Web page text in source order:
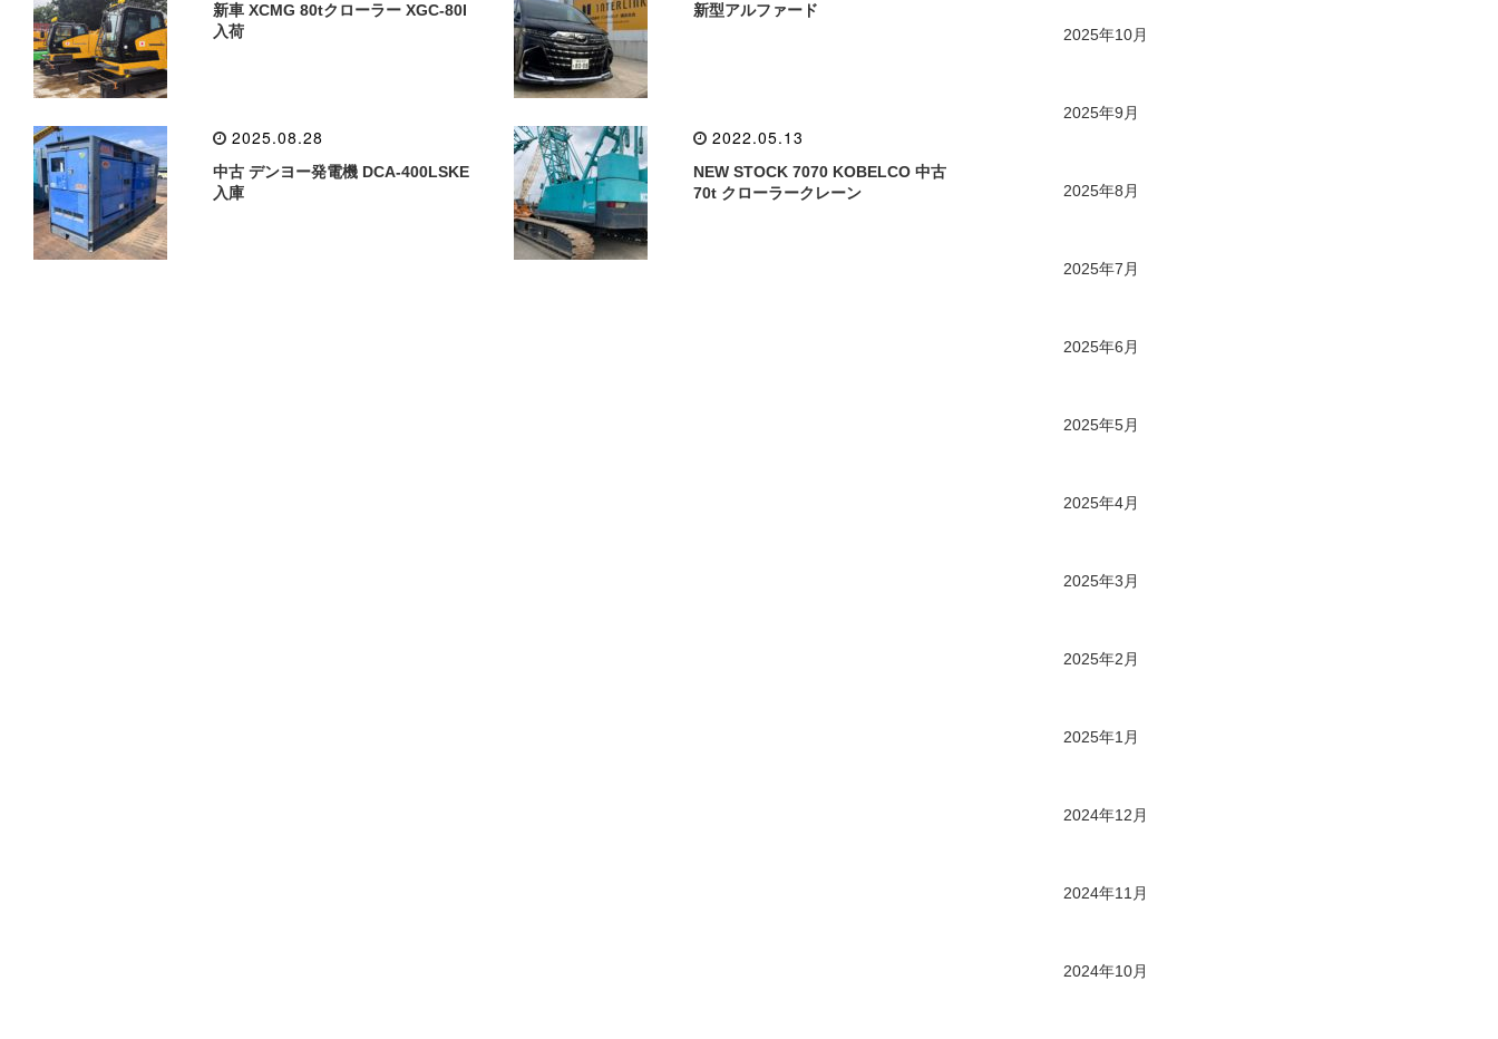
新車 XCMG 80tクローラー XGC-80I
入荷
新型アルファード
2025.08.28
中古 デンヨー発電機 DCA-400LSKE
入庫
2022.05.13
NEW STOCK 7070 KOBELCO 中古
70t クローラークレーン
2025年10月
2025年9月
2025年8月
2025年7月
2025年6月
2025年5月
2025年4月
2025年3月
2025年2月
2025年1月
2024年12月
2024年11月
2024年10月